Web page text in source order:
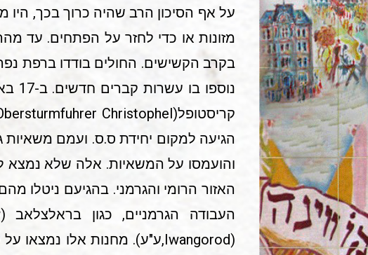
על אף הסיכון הרב שהיה כרוך בכך,
מזונות או כדי לחזר על הפתחים. עד
בקרב הקשישים. החולים בודדו ברפת
והועמסו על המשאיות. אלה שלא נמצא
האזור הרומי והגרמני. בהגיעם ניטלו